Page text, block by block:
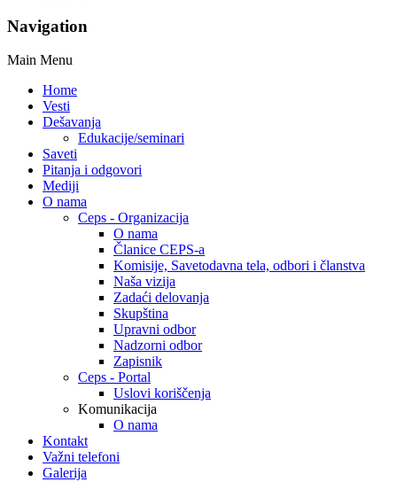
Navigation
Main Menu
Home
Vesti
Dešavanja
Edukacije/seminari
Saveti
Pitanja i odgovori
Mediji
O nama
Ceps - Organizacija
O nama
Članice CEPS-a
Komisije, Savetodavna tela, odbori i članstva
Naša vizija
Zadaći delovanja
Skupština
Upravni odbor
Nadzorni odbor
Zapisnik
Ceps - Portal
Uslovi koriščenja
Komunikacija
O nama
Kontakt
Važni telefoni
Galerija